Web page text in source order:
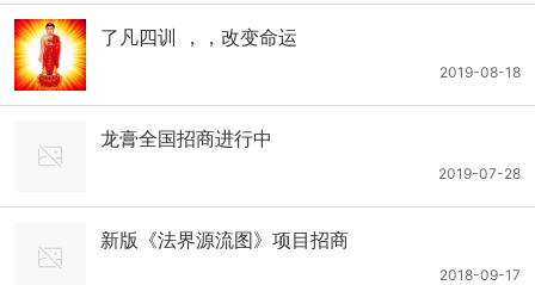
了凡四训 ，，改变命运
2019-08-18
龙膏全国招商进行中
2019-07-28
新版《法界源流图》项目招商
2018-09-17